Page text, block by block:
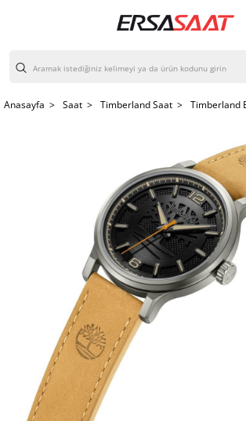
Anasayfa > Saat > Timberland Saat > Timberland